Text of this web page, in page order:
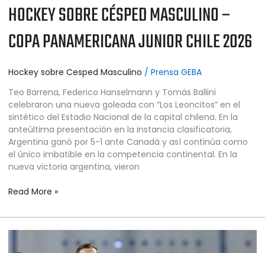
HOCKEY SOBRE CÉSPED MASCULINO –
COPA PANAMERICANA JUNIOR CHILE 2026
Hockey sobre Cesped Masculino / Prensa GEBA
Teo Barrena, Federico Hanselmann y Tomás Ballini
celebraron una nueva goleada con “Los Leoncitos” en el
sintético del Estadio Nacional de la capital chilena. En la
anteúltima presentación en la instancia clasificatoria,
Argentina ganó por 5-1 ante Canadá y así continúa como
el único imbatible en la competencia continental. En la
nueva victoria argentina, vieron
Read More »